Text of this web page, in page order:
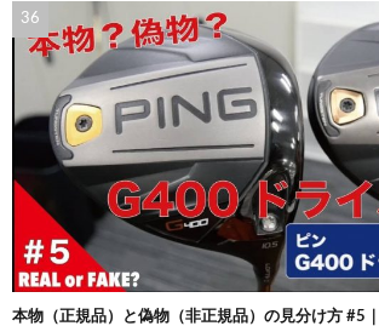
本物（正規品）と偽物（非正規品）の見分け方 #5